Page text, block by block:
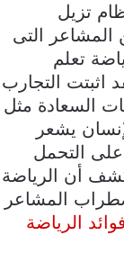
تزيل
المشاعر التى
تعلم
اثبتت التجارب
السعادة مثل
يشعر
على التحمل
أن الرياضة
المشاعر
الرياضة